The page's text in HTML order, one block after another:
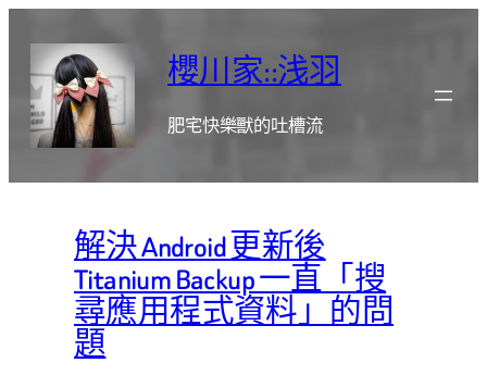
櫻川家::浅羽
肥宅快樂獸的吐槽流
解決 Android 更新後
Titanium Backup 一直「搜
尋應用程式資料」的問
題